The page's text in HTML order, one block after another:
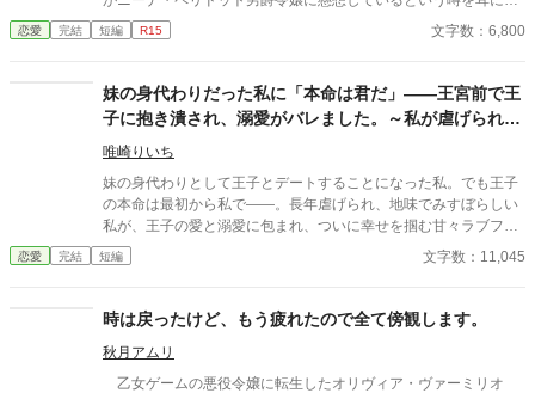
る。 シャノンは断罪を回避するため、リュカとの婚約を円満に解
消しようとするが――。 ※ エブリスタに習作として掲載したもの
恋愛 完結 短編 R15 文字数：6,800
妹の身代わりだった私に「本命は君だ」――王宮前で王
子に抱き潰され、溺愛がバレました。～私が虐げられる
きっかけになった少年が、私と王子を結び付
唯崎りいち
妹の身代わりとして王子とデートすることになった私。でも王子
の本命は最初から私で――。長年虐げられ、地味でみすぼらしい
私が、王子の愛と溺愛に包まれ、ついに幸せを掴む甘々ラブファ
ンタジー。妹や家族との誤解、影武者の存在も絡み、ハラハラと
胸キュンが止まらない物語。
恋愛 完結 短編 文字数：11,045
時は戻ったけど、もう疲れたので全て傍観します。
秋月アムリ
乙女ゲームの悪役令嬢に転生したオリヴィア・ヴァーミリオ